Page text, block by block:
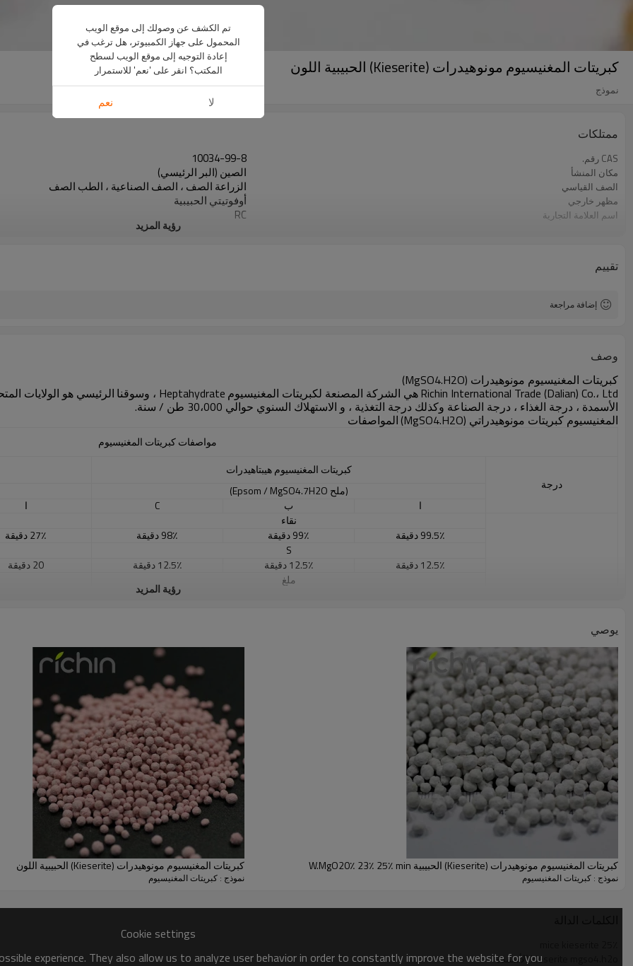
كبريتات المغنيسيوم مونوهيدرات (Kieserite) الحبيبية اللون
نموذج كبريتات المغنيسيوم
ممتلكات
CAS رقم. 10034-99-8
مكان المنشأ الصين (البر الرئيسي)
الصف القياسي الزراعة الصف ، الصف الصناعية ، الطب الصف
مظهر خارجي أوفوتيتي الحبيبية
اسم العلامة التجارية RC
أكسيد المغنيسيوم + حمض كبريتات
نقاء
رؤية المزيد
تقييم
إضافة مراجعة
وصف
كبريتات المغنيسيوم مونوهيدرات (MgSO4.H2O)
Richin International Trade (Dalian) Co.، Ltdهي الشركة المصنعة لكبريتات المغنيسيوم Heptahydrate ، وسوقنا الرئيسي هو الولايات
الأسمدة ، درجة الغذاء ، درجة الصناعة وكذلك درجة التغذية ، و الاستهلاك السنوي حوالي 30،000 طن / سنة.
المغنيسيوم كبريتات مونوهيدراتي (MgSO4.H2O) المواصفات
مواصفات كبريتات المغنيسيوم
درجة
كبريتات المغنيسيوم هيبتاهيدرات
(ملح Epsom / MgSO4.7H2O)
ا
ب C ا
نقاء
99.5٪ دقيقة
99٪ دقيقة 98٪ دقيقة
27٪ دقيقة
S
12.5٪ دقيقة
12.5٪ دقيقة 12.5٪ دقيقة
20 دقيقة
ملغ
9.5٪ دقيقة
0.0005٪ كحد أقصى
0.0005٪ كحد أقصى
0.005٪ كحد أقصى
مظهر خارجي
0.1-1mm / 1-3mm /
2-4mm / 4-6MM
0.1-1mm /
2-4mm النتوء
حبيبي
كبريتات المغنيسيوم مونوهيدرات (MgSO4.H2O)
الزراعة
1. كبريتات المغنيسيوم مونوهيدرات ( MgSO4.H2O) المستخدمة في الأسمدة الزراعية
. تطبيق كبريتات المغنيسيوم مونوهيدرات (MgSO4.H2O) للحصول على إضافات الأعلاف
رؤية المزيد
يوصي
كبريتات المغنيسيوم مونوهيدرات (Kieserite) الحبيبية W.MgO20٪ 23٪ 25٪ min
نموذج : كبريتات المغنيسيوم
كبريتات المغنيسيوم مونوهيدرات (Kieserite) الحبيبية اللون
نموذج : كبريتات المغنيسيوم
kieserite mgso4.h2o الأسمدة
Cookie settings
experience. They also allow us to analyze user behavior in order to constantly improve the website for you.
تم الكشف عن وصولك إلى موقع الويب
المحمول على جهاز الكمبيوتر، هل ترغب في
إعادة التوجيه إلى موقع الويب لسطح
المكتب؟ انقر على 'نعم' للاستمرار
لا نعم